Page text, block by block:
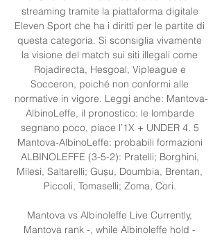
streaming tramite la piattaforma digitale
Eleven Sport che ha i diritti per le partite di
questa categoria. Si sconsiglia vivamente
la visione del match sui siti illegali come
Rojadirecta, Hesgoal, Vipleague e
Socceron, poiché non conformi alle
normative in vigore. Leggi anche: Mantova-
AlbinoLeffe, il pronostico: le lombarde
segnano poco, piace l’1X + UNDER 4. 5
Mantova-AlbinoLeffe: probabili formazioni
ALBINOLEFFE (3-5-2): Pratelli; Borghini,
Milesi, Saltarelli; Gușu, Doumbia, Brentan,
Piccoli, Tomaselli; Zoma, Cori.
Mantova vs Albinoleffe Live Currently,
Mantova rank -, while Albinoleffe hold -